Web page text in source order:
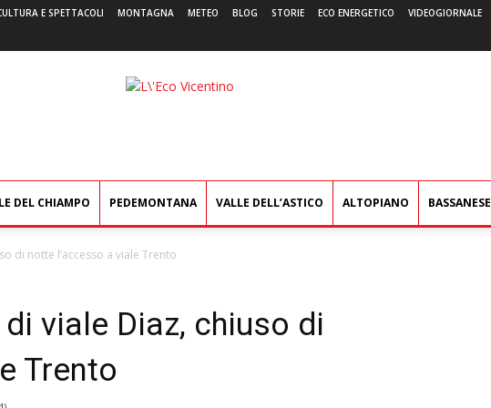
E SPETTACOLI MONTAGNA METEO BLOG STORIE ECO ENERGETICO VIDEOGIORNALE
L'Eco
DEL CHIAMPO PEDEMONTANA VALLE DELL’ASTICO ALTOPIANO BASSANESE
di notte l’accesso a viale Trento
viale Diaz, chiuso di
Trento